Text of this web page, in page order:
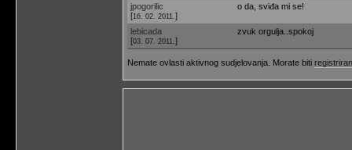
jpogorilic
[16. 02. 2011. ]
o da, sviđa mi se!
lebicada
[03. 07. 2011. ]
zvuk orgulja..spokoj
Nemate ovlasti aktivnog sudjelovanja. Morate biti